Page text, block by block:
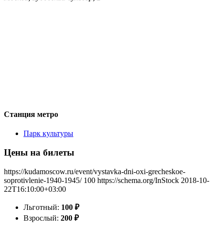
Станция метро
Парк культуры
Цены на билеты
https://kudamoscow.ru/event/vystavka-dni-oxi-grecheskoe-
soprotivlenie-1940-1945/ 100 https://schema.org/InStock 2018-10-
22T16:10:00+03:00
Льготный: 100 ₽
Взрослый: 200 ₽